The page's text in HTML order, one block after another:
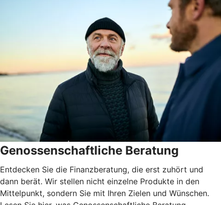
Genossenschaftliche Beratung
Entdecken Sie die Finanzberatung, die erst zuhört und
dann berät. Wir stellen nicht einzelne Produkte in den
Mittelpunkt, sondern Sie mit Ihren Zielen und Wünschen.